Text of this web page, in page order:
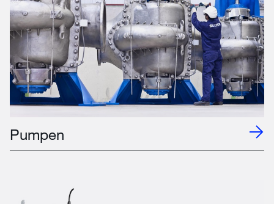
Pumpen